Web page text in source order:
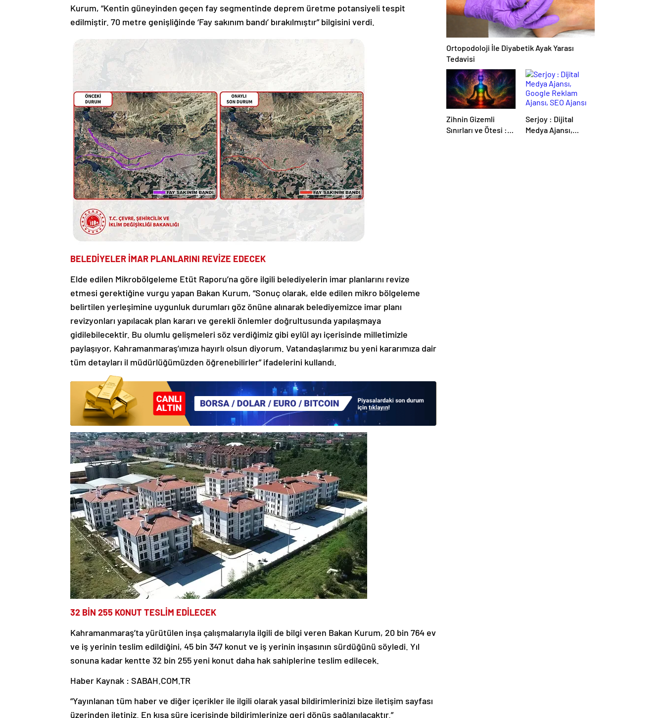
Kurum, “Kentin güneyinden geçen fay segmentinde deprem üretme potansiyeli tespit
edilmiştir. 70 metre genişliğinde ‘Fay sakınım bandı’ bırakılmıştır” bilgisini verdi.
BELEDİYELER İMAR PLANLARINI REVİZE EDECEK
Elde edilen Mikrobölgeleme Etüt Raporu’na göre ilgili belediyelerin imar planlarını revize
etmesi gerektiğine vurgu yapan Bakan Kurum, “Sonuç olarak, elde edilen mikro bölgeleme
belirtilen yerleşimine uygunluk durumları göz önüne alınarak belediyemizce imar planı
revizyonları yapılacak plan kararı ve gerekli önlemler doğrultusunda yapılaşmaya
gidilebilecektir. Bu olumlu gelişmeleri söz verdiğimiz gibi eylül ayı içerisinde milletimizle
paylaşıyor, Kahramanmaraş’ımıza hayırlı olsun diyorum. Vatandaşlarımız bu yeni kararımıza dair
tüm detayları il müdürlüğümüzden öğrenebilirler” ifadelerini kullandı.
32 BİN 255 KONUT TESLİM EDİLECEK
Kahramanmaraş’ta yürütülen inşa çalışmalarıyla ilgili de bilgi veren Bakan Kurum, 20 bin 764 ev
ve iş yerinin teslim edildiğini, 45 bin 347 konut ve iş yerinin inşasının sürdüğünü söyledi. Yıl
sonuna kadar kentte 32 bin 255 yeni konut daha hak sahiplerine teslim edilecek.
Haber Kaynak : SABAH.COM.TR
“Yayınlanan tüm haber ve diğer içerikler ile ilgili olarak yasal bildirimlerinizi bize iletişim sayfası
üzerinden iletiniz. En kısa süre içerisinde bildirimlerinize geri dönüş sağlanılacaktır.”
Ortopodoloji İle Diyabetik Ayak Yarası
Tedavisi
Zihnin Gizemli
Sınırları ve Ötesi :
Serjoy : Dijital
Medya Ajansı,